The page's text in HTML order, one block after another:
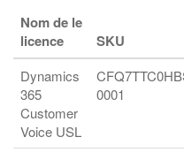
Nom de le
licence
SKU
Dynamics
365
Customer
Voice USL
0001